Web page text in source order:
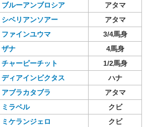
ブルーアンブロシア
アタマ
シベリアンソアー
アタマ
ファインユウマ
3/4馬身
ザナ
4馬身
チャーピーチット
1/2馬身
ディアインビクタス
ハナ
アブラカタブラ
アタマ
ミラベル
クビ
ミケランジェロ
クビ